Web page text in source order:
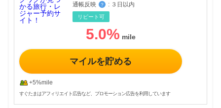
通帳反映
？ : ３日以内
リピート可
5.0%
マイルを貯める
+5%mile
すぐたまはアフィリエイト広告など、プロモーション広告を利用しています